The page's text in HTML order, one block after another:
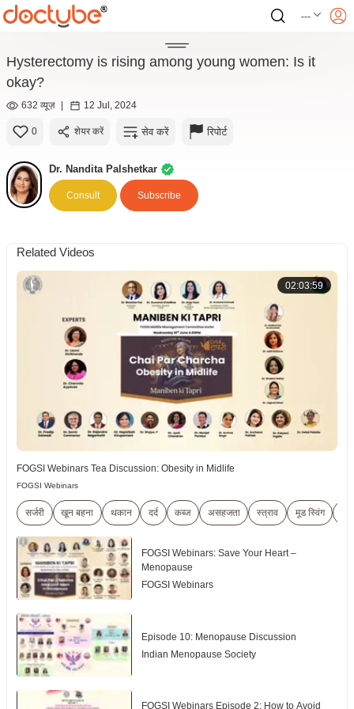
---
Hysterectomy is rising among young women: Is it
okay?
632 व्यूज़ | 12 Jul, 2024
0 शेयर करें सेव करें रिपोर्ट
Dr. Nandita Palshetkar
Consult Subscribe
Related Videos
02:03:59
FOGSI Webinars Tea Discussion: Obesity in Midlife
FOGSI Webinars
सर्जरी खून बहना थकान दर्द कब्ज असहजता स्त्राव मूड स्विंग
FOGSI Webinars: Save Your Heart –
Menopause
FOGSI Webinars
Episode 10: Menopause Discussion
Indian Menopause Society
FOGSI Webinars Episode 2: How to Avoid